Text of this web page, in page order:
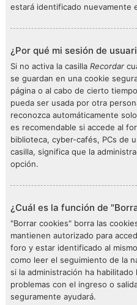
estará identificado nuevamente
¿Por qué mi sesión de
Si no activa la casilla Recordar
se guardan en una cookie
página o al cabo de cierto
pueda ser usada por otra
reconozca automáticamente
es recomendable si accede al
biblioteca, cyber-cafés, PCs de
casilla, significa que la
opción.
¿Cuál es la función de
"Borrar cookies" borra las
mantienen autorizado para
foro y estar identificado al
como leer el seguimiento de la
si la administración ha
problemas con el ingreso o
seguramente ayudará.